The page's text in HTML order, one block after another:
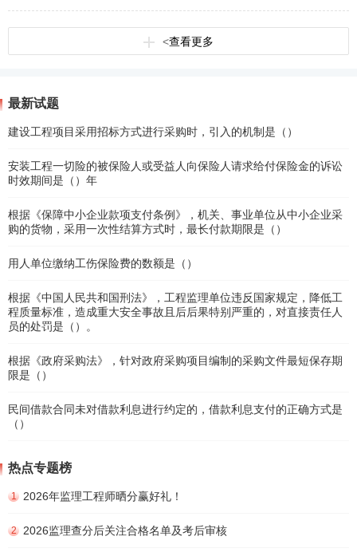
<查看更多
最新试题
建设工程项目采用招标方式进行采购时，引入的机制是（）
安装工程一切险的被保险人或受益人向保险人请求给付保险金的诉讼
时效期间是（）年
根据《保障中小企业款项支付条例》，机关、事业单位从中小企业采
购的货物，采用一次性结算方式时，最长付款期限是（）
用人单位缴纳工伤保险费的数额是（）
根据《中国人民共和国刑法》，工程监理单位违反国家规定，降低工
程质量标准，造成重大安全事故且后后果特别严重的，对直接责任人
员的处罚是（）。
根据《政府采购法》，针对政府采购项目编制的采购文件最短保存期
限是（）
民间借款合同未对借款利息进行约定的，借款利息支付的正确方式是
（）
热点专题榜
1 2026年监理工程师晒分赢好礼！
2 2026监理查分后关注合格名单及考后审核